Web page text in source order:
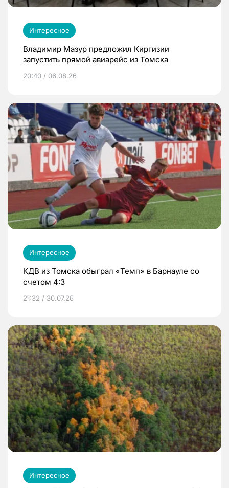
Интересное
Владимир Мазур предложил Киргизии
запустить прямой авиарейс из Томска
20:40 / 06.08.26
Интересное
КДВ из Томска обыграл «Темп» в Барнауле со
счетом 4:3
21:32 / 30.07.26
Интересное